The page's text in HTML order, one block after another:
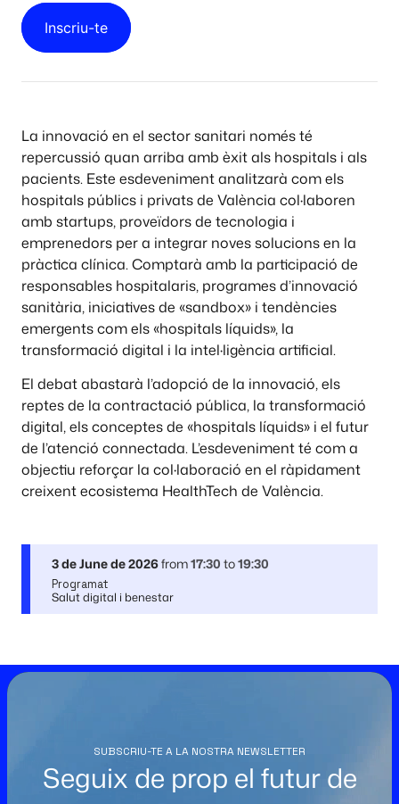
Inscriu-te
La innovació en el sector sanitari només té
repercussió quan arriba amb èxit als hospitals i als
pacients. Este esdeveniment analitzarà com els
hospitals públics i privats de València col·laboren
amb startups, proveïdors de tecnologia i
emprenedors per a integrar noves solucions en la
pràctica clínica. Comptarà amb la participació de
responsables hospitalaris, programes d’innovació
sanitària, iniciatives de «sandbox» i tendències
emergents com els «hospitals líquids», la
transformació digital i la intel·ligència artificial.
El debat abastarà l’adopció de la innovació, els
reptes de la contractació pública, la transformació
digital, els conceptes de «hospitals líquids» i el futur
de l’atenció connectada. L’esdeveniment té com a
objectiu reforçar la col·laboració en el ràpidament
creixent ecosistema HealthTech de València.
3 de June de 2026from17:30 to19:30
Programat
Salut digital i benestar
SUBSCRIU-TE A LA NOSTRA NEWSLETTER
Seguix de prop el futur de